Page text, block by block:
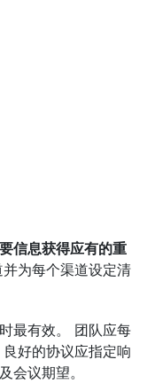
信息获得应有的重
为每个渠道设定清
最有效。 团队应每
好的协议应指定响
会议期望。